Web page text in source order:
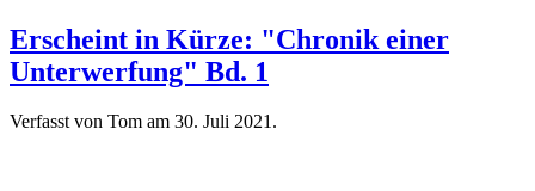
Erscheint in Kürze: "Chronik einer
Unterwerfung" Bd. 1
Verfasst von Tom am 30. Juli 2021.